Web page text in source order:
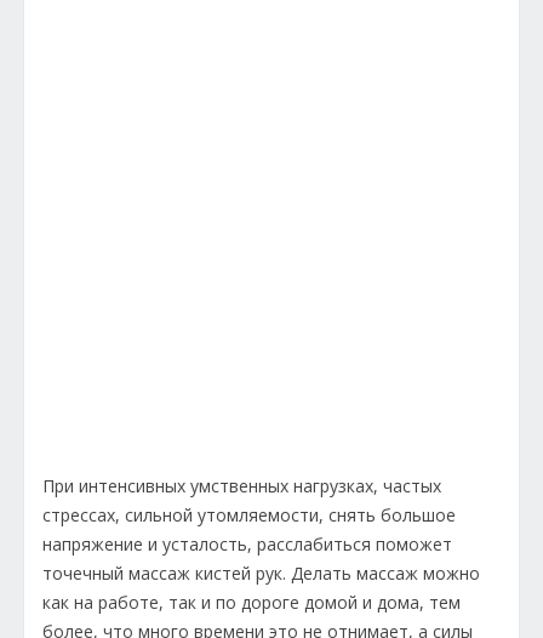
При интенсивных умственных нагрузках, частых
стрессах, сильной утомляемости, снять большое
напряжение и усталость, расслабиться поможет
точечный массаж кистей рук. Делать массаж можно
как на работе, так и по дороге домой и дома, тем
более, что много времени это не отнимает, а силы